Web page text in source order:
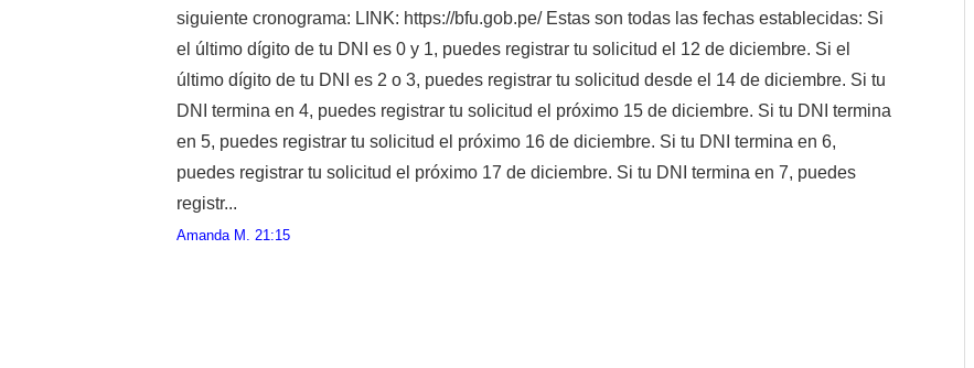
siguiente cronograma: LINK: https://bfu.gob.pe/ Estas son todas las fechas establecidas: Si
el último dígito de tu DNI es 0 y 1, puedes registrar tu solicitud el 12 de diciembre. Si el
último dígito de tu DNI es 2 o 3, puedes registrar tu solicitud desde el 14 de diciembre. Si tu
DNI termina en 4, puedes registrar tu solicitud el próximo 15 de diciembre. Si tu DNI termina
en 5, puedes registrar tu solicitud el próximo 16 de diciembre. Si tu DNI termina en 6,
puedes registrar tu solicitud el próximo 17 de diciembre. Si tu DNI termina en 7, puedes
registr...
Amanda M. 21:15